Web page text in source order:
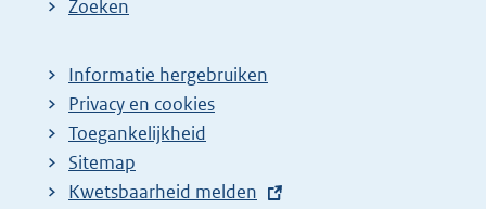
Zoeken
Informatie hergebruiken
Privacy en cookies
Toegankelijkheid
Sitemap
E
Kwetsbaarheid melden